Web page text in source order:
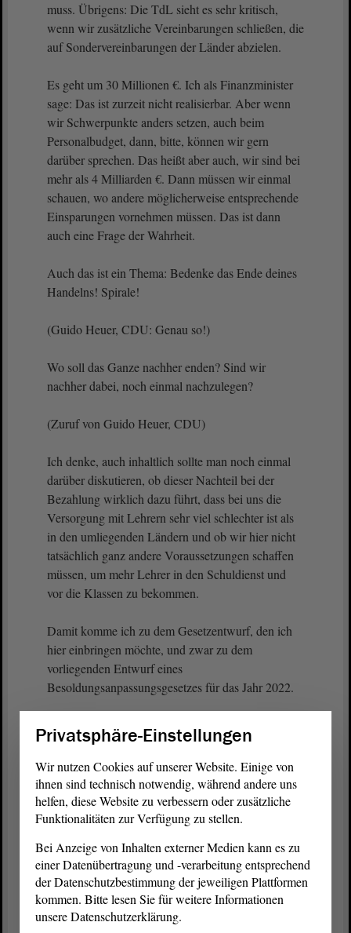
muss. Übrigens: Die TdL sieht es sehr kritisch,
wenn wir zusätzliche Vereinbarungen schließen, die
auf Sondervereinbarungen der Länder abzielen.
Es geht um 30 Millionen €. Ich als Finanzminister
sage: Das ist zurzeit nicht realisierbar. Aber wenn
wir Schwerpunkte anders setzen, auch beim
Personalbudget, dann, bitte, können wir gern
darüber sprechen. Das heißt aber auch, wir sind bei
mehr als 4 Milliarden €. Dann müssen wir einmal
schauen, wo andere möglicherweise entsprechende
Einsparungen vornehmen müssen. Das ist dann
auch eine Frage der Wahrheit.
Auch das ist ein Thema: Bedenke das Ende deines
Handelns! Spirale!
(Guido Heuer, CDU: Genau so!)
Wo soll das Ganze nachher enden? Sind wir
nachher dabei, noch einmal nachzulegen?
(Zuruf von Guido Heuer, CDU)
Ich denke, auch inhaltlich sollte man noch einmal
darüber diskutieren, ob dieser Nachteil bei der
Bezahlung wirklich dazu führt, dass bei uns die
Versorgung mit Lehrern sehr viel schlechter ist als
in den umliegenden Ländern und ob wir hier nicht
tatsächlich ganz andere Voraussetzungen schaffen
müssen, um mehr Lehrer in den Schuldienst und
vor die Klassen zu bekommen.
Damit komme ich zu dem Gesetzentwurf, den ich
hier einbringen möchte, und zwar zu dem
vorliegenden Entwurf eines
Besoldungsanpassungsgesetzes für das Jahr 2022.
haben schon einen Teil vorweggenommen, die
Corona-Sonderzahlung im Hinblick darauf, dass
eine lineare Erhöhung erst ab Dezember dieses
Jahres mit 2,8 % vorgesehen ist. Hierbei sollte - um
es ganz klar zu sagen - auch die Zeit berücksichtigt
vorgenommen wird. Wir möchten das gern
anpassen.
Darüber hinaus sollen zu diesem Zeitpunkt auch die
Privatsphäre-Einstellungen
Wir nutzen Cookies auf unserer Website. Einige von
ihnen sind technisch notwendig, während andere uns
helfen, diese Website zu verbessern oder zusätzliche
Funktionalitäten zur Verfügung zu stellen.
Bei Anzeige von Inhalten externer Medien kann es zu
einer Datenübertragung und -verarbeitung entsprechend
der Datenschutzbestimmung der jeweiligen Plattformen
kommen. Bitte lesen Sie für weitere Informationen
unsere Datenschutzerklärung.